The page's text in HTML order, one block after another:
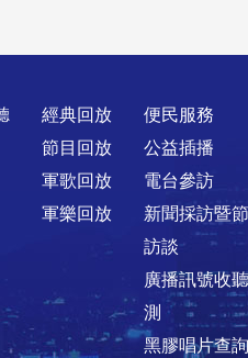
經典回放
節目回放
軍歌回放
軍樂回放
便民服務
公益插播
電台參訪
新聞採訪暨
訪談
廣播訊號收
測
黑膠唱片查詢